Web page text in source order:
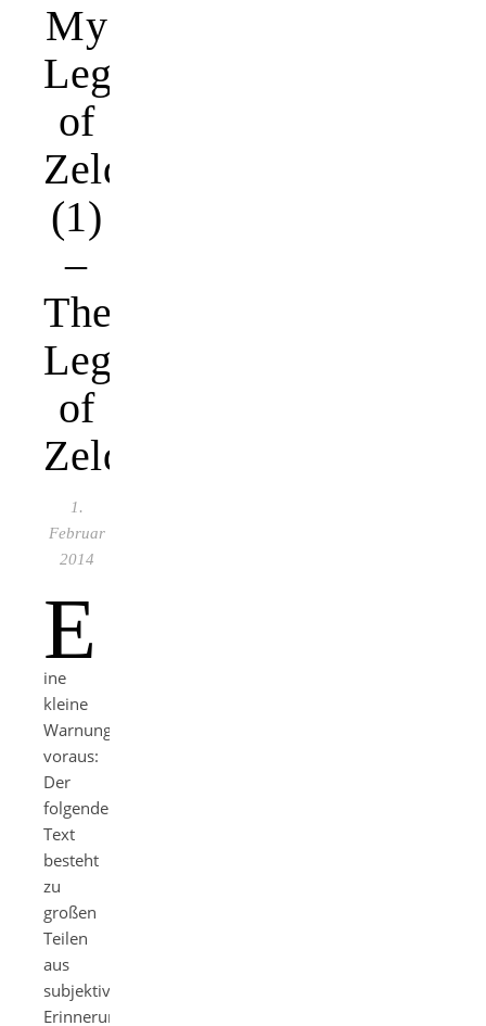
My
Legend
of
Zelda
(1)
–
The
Legend
of
Zelda
1.
Februar
2014
E
ine
kleine
Warnung
voraus:
Der
folgende
Text
besteht
zu
großen
Teilen
aus
subjektiven
Erinnerungen.